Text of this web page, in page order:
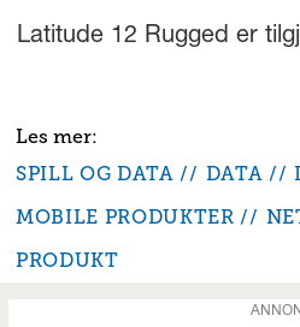
Latitude 12 Rugged er
SPILL OG DATA DATA
MOBILE PRODUKTER
PRODUKT